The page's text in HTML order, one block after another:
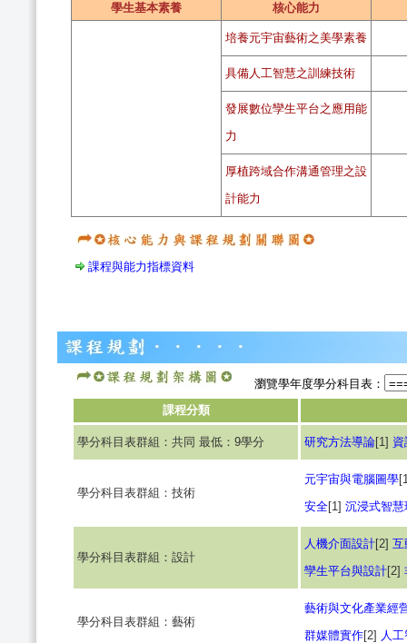
學生基本素養 核心能力
培養元宇宙藝術之美學素養
具備人工智慧之訓練技術
發展數位孿生平台之應用能
力
厚植跨域合作溝通管理之設
計能力
課程與能力指標資料
瀏覽學年度學分科目表：
課程分類
學分科目表群組：共同 最低：9學分 研究方法導論[1]
學分科目表群組：技術
元宇宙與電腦圖學
安全[1] 沉浸式智慧
學分科目表群組：設計
人機介面設計[2] 互
孿生平台與設計[2]
學分科目表群組：藝術
藝術與文化產業經
群媒體實作[2] 人